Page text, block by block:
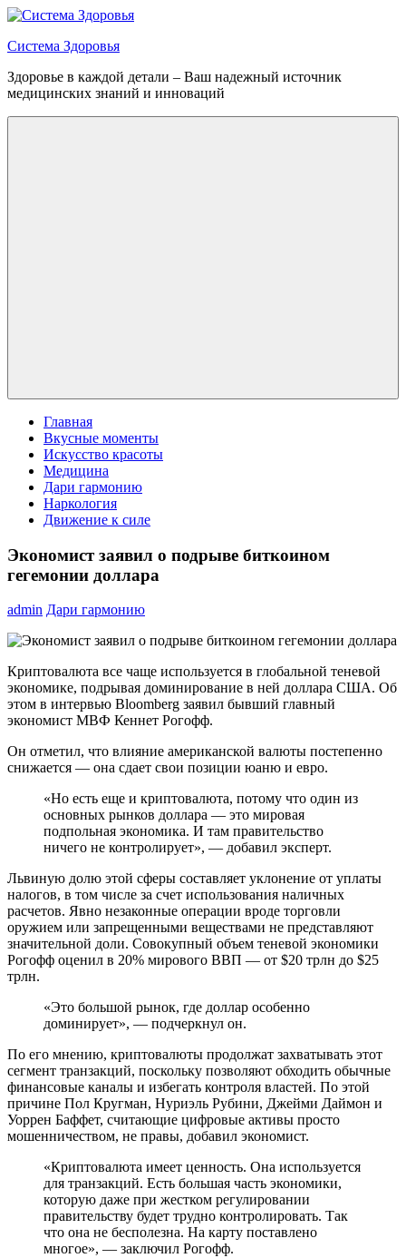
Перейти
содержимому
Система Здоровья
Здоровье в каждой детали – Ваш надежный источник
медицинских знаний и инноваций
Главная
Вкусные моменты
Искусство красоты
Медицина
Дари гармонию
Наркология
Движение к силе
Экономист заявил о подрыве биткоином
гегемонии доллара
admin Дари гармонию
Криптовалюта все чаще используется в глобальной теневой
экономике, подрывая доминирование в ней доллара США. Об
этом в интервью Bloomberg заявил бывший главный
экономист МВФ Кеннет Рогофф.
Он отметил, что влияние американской валюты постепенно
снижается — она сдает свои позиции юаню и евро.
«Но есть еще и криптовалюта, потому что один из
основных рынков доллара — это мировая
подпольная экономика. И там правительство
ничего не контролирует», — добавил эксперт.
Львиную долю этой сферы составляет уклонение от уплаты
налогов, в том числе за счет использования наличных
расчетов. Явно незаконные операции вроде торговли
оружием или запрещенными веществами не представляют
значительной доли. Совокупный объем теневой экономики
Рогофф оценил в 20% мирового ВВП — от $20 трлн до $25
трлн.
«Это большой рынок, где доллар особенно
доминирует», — подчеркнул он.
По его мнению, криптовалюты продолжат захватывать этот
сегмент транзакций, поскольку позволяют обходить обычные
финансовые каналы и избегать контроля властей. По этой
причине Пол Кругман, Нуриэль Рубини, Джейми Даймон и
Уоррен Баффет, считающие цифровые активы просто
мошенничеством, не правы, добавил экономист.
«Криптовалюта имеет ценность. Она используется
для транзакций. Есть большая часть экономики,
которую даже при жестком регулировании
правительству будет трудно контролировать. Так
что она не бесполезна. На карту поставлено
многое», — заключил Рогофф.